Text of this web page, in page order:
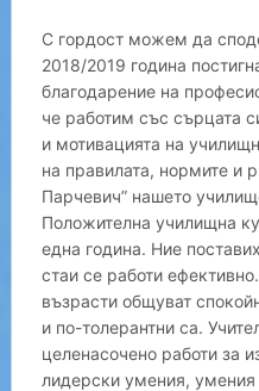
С гордост можем да
2018/2019 година
благодарение на
че работим със сърцата
и мотивацията на
на правилата, нормите и
Парчевич” нашето
Положителна училищна
една година. Ние
стаи се работи
възрасти общуват
и по-толерантни са.
целенасочено работи за
лидерски умения, умения